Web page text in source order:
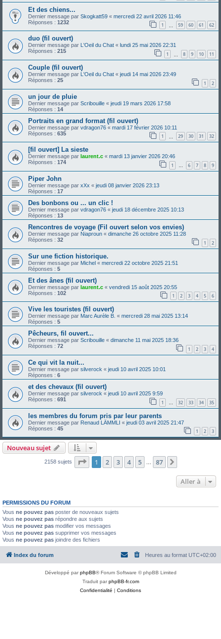
Et des chiens...
Dernier message par Skogkatt59 « mercredi 22 avril 2026 11:46
Réponses : 1232 1 59 60 61 62
duo (fil ouvert)
Dernier message par L'Oeil du Chat « lundi 25 mai 2026 22:31
Réponses : 215 1 8 9 10 11
Couple (fil ouvert)
Dernier message par L'Oeil du Chat « jeudi 14 mai 2026 23:49
Réponses : 25 1 2
un jour de pluie
Dernier message par Scribouille « jeudi 19 mars 2026 17:58
Réponses : 14
Portraits en grand format (fil ouvert)
Dernier message par vdragon76 « mardi 17 février 2026 10:11
Réponses : 635 1 29 30 31 32
[fil ouvert] La sieste
Dernier message par laurent.c « mardi 13 janvier 2026 20:46
Réponses : 174 1 … 6 7 8 9
Piper John
Dernier message par xXx « jeudi 08 janvier 2026 23:13
Réponses : 17
Des bonbons ou ... un clic !
Dernier message par vdragon76 « jeudi 18 décembre 2025 10:13
Réponses : 13
Rencontres de voyage (Fil ouvert selon vos envies)
Dernier message par Niaproun « dimanche 26 octobre 2025 11:28
Réponses : 32 1 2
Sur une fiction historique.
Dernier message par Michel « mercredi 22 octobre 2025 21:51
Réponses : 5
Et des ânes (fil ouvert)
Dernier message par laurent.c « vendredi 15 août 2025 20:55
Réponses : 102 1 2 3 4 5 6
Vive les touristes (fil ouvert)
Dernier message par Marc Aurèle B. « mercredi 28 mai 2025 13:14
Réponses : 5
Pêcheurs, fil ouvert...
Dernier message par Scribouille « dimanche 11 mai 2025 18:36
Réponses : 72 1 2 3 4
Ce qui vit la nuit...
Dernier message par silverock « jeudi 10 avril 2025 10:01
Réponses : 6
et des chevaux (fil ouvert)
Dernier message par silverock « jeudi 10 avril 2025 9:59
Réponses : 691 1 32 33 34 35
les membres du forum pris par leur parents
Dernier message par Renaud LÄMMLI « jeudi 03 avril 2025 21:47
Réponses : 45 1 2 3
Nouveau sujet
2158 sujets Page 1sur87
1 2 3 4 5 87
Aller à
PERMISSIONS DU FORUM
Vous ne pouvez pas poster de nouveaux sujets
Vous ne pouvez pas répondre aux sujets
Vous ne pouvez pas modifier vos messages
Vous ne pouvez pas supprimer vos messages
Vous ne pouvez pas joindre des fichiers
Index du forum Heures au format UTC+02:00
Développé parphpBB® Forum Software © phpBB Limited
Traduit parphpBB-fr.com
Confidentialité | Conditions